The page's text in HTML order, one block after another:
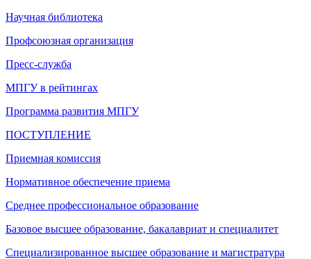
Научная библиотека
Профсоюзная организация
Пресс-служба
МПГУ в рейтингах
Программа развития МПГУ
ПОСТУПЛЕНИЕ
Приемная комиссия
Нормативное обеспечение приема
Среднее профессиональное образование
Базовое высшее образование, бакалавриат и специалитет
Специализированное высшее образование и магистратура